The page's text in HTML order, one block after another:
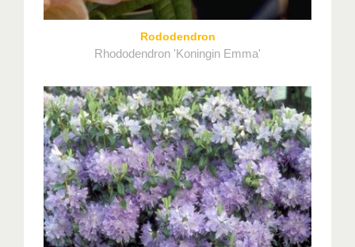
Rododendron
Rhododendron 'Koningin Emma'